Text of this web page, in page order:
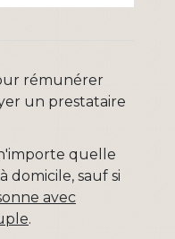
rémunérer
un prestataire
quelle
domicile, sauf si
avec
.